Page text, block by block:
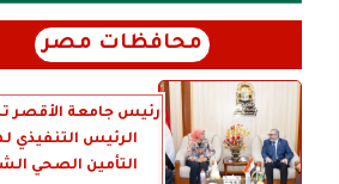
محافظات مصر
رئيس جامعة الأقصر
الرئيس التنفيذي
التأمين الصحي